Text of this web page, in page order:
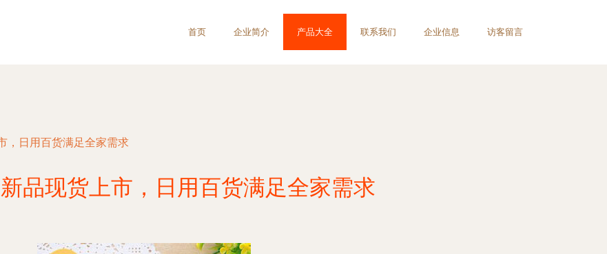
首页 企业简介 产品大全 联系我们 企业信息 访客留言
，日用百货满足全家需求
品现货上市，日用百货满足全家需求